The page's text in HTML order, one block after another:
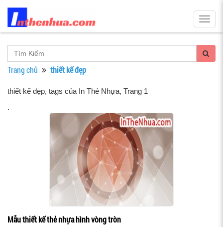
Trang chủ thiết kế đẹp
thiết kế đẹp, tags của In Thẻ Nhựa, Trang 1
.
Mẫu thiết kế thẻ nhựa hình vòng tròn